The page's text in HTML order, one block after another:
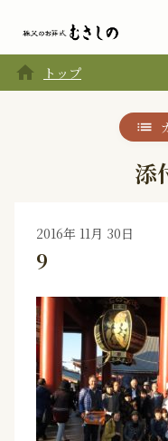
home トップ
添
2016年 11月 30日
9